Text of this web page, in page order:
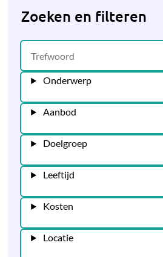
Zoeken en filteren
Onderwerp
Aanbod
Doelgroep
Leeftijd
Kosten
Locatie